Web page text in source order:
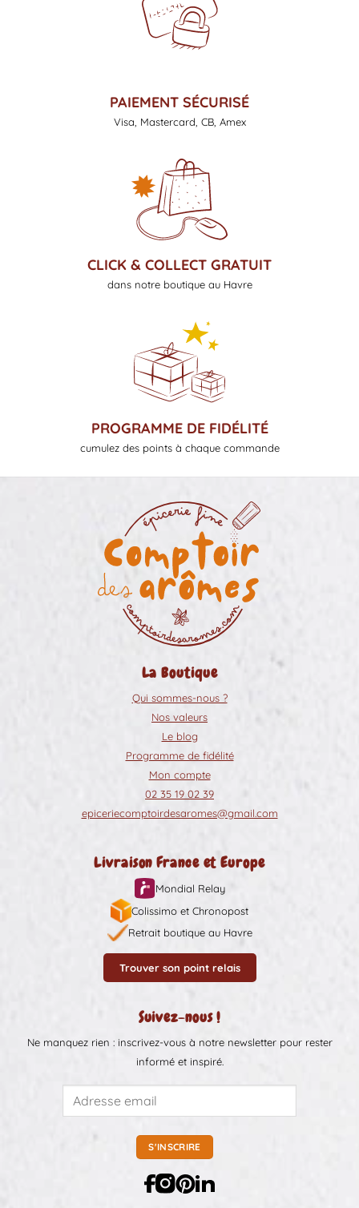
PAIEMENT SÉCURISÉ
Visa, Mastercard, CB, Amex
CLICK & COLLECT GRATUIT
dans notre boutique au Havre
PROGRAMME DE FIDÉLITÉ
cumulez des points à chaque commande
La Boutique
Qui sommes-nous ?
Nos valeurs
Le blog
Programme de fidélité
Mon compte
02 35 19 02 39
epiceriecomptoirdesaromes@gmail.com
Livraison France et Europe
Mondial Relay
Colissimo et Chronopost
Retrait boutique au Havre
Trouver son point relais
Suivez-nous !
Ne manquez rien : inscrivez-vous à notre newsletter pour rester
informé et inspiré.